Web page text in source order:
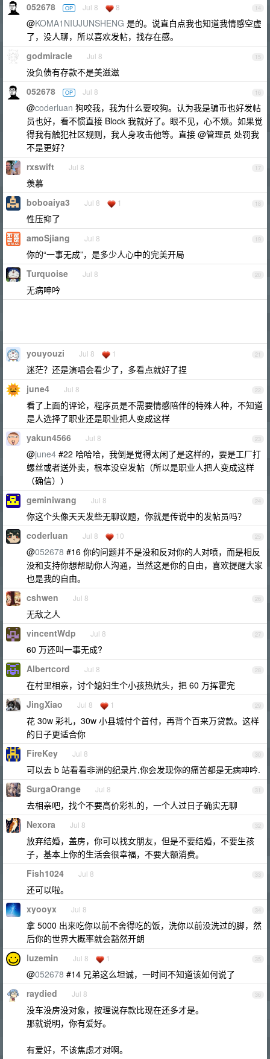
14
052678 OP Jul 8 8
@KOMA1NIUJUNSHENG 是的。说直白点我也知道我情感空虚
了，没人聊，所以喜欢发帖，找存在感。
15
godmiracle Jul 8
没负债有存款不是美滋滋
16
052678 OP Jul 8
@coderluan 狗咬我，我为什么要咬狗。认为我是骗币也好发帖
员也好，看不惯直接 Block 我就好了。眼不见，心不烦。如果觉
得我有触犯社区规则，我人身攻击他等。直接 @管理员 处罚我
不是更好？
17
rxswift Jul 8
羡慕
18
boboaiya3 Jul 8 1
性压抑了
19
amoSjiang Jul 8
你的“一事无成”，是多少人心中的完美开局
20
Turquoise Jul 8
无病呻吟
21
youyouzi Jul 8 1
迷茫？还是演唱会看少了，多看点就好了捏
22
june4 Jul 8
看了上面的评论，程序员是不需要情感陪伴的特殊人种，不知道
是人选择了职业还是职业把人变成这样
23
yakun4566 Jul 8
@june4 #22 哈哈哈，我倒是觉得太闲了是这样的，要是工厂打
螺丝或者送外卖，根本没空发帖（所以是职业人把人变成这样
（确信））
24
geminiwang Jul 8
你这个头像天天发些无聊议题，你就是传说中的发帖员吗？
25
coderluan Jul 8 10
@052678 #16 你的问题并不是没和反对你的人对喷，而是相反
没和支持你想帮助你人沟通，当然这是你的自由，喜欢提醒大家
也是我的自由。
26
cshwen Jul 8
无敌之人
27
vincentWdp Jul 8
60 万还叫一事无成?
28
Albertcord Jul 8
在村里相亲，讨个媳妇生个小孩热炕头，把 60 万挥霍完
29
JingXiao Jul 8 1
花 30w 彩礼，30w 小县城付个首付，再背个百来万贷款。这样
的日子更适合你
30
FireKey Jul 8
可以去 b 站看看非洲的纪录片,你会发现你的痛苦都是无病呻吟.
31
SurgaOrange Jul 8
去相亲吧，找个不要高价彩礼的，一个人过日子确实无聊
32
Nexora Jul 8
放弃结婚，盖房，你可以找女朋友，但是不要结婚，不要生孩
子，基本上你的生活会很幸福，不要大额消费。
33
Fish1024 Jul 8
还可以啦。
34
xyooyx Jul 8
拿 5000 出来吃你以前不舍得吃的饭，洗你以前没洗过的脚，然
后你的世界大概率就会豁然开朗
35
luzemin Jul 8 1
@052678 #14 兄弟这么坦诚，一时间不知道该如何说了
36
raydied Jul 8
没车没房没对象，按理说存款比现在还多才是。
那就说明，你有爱好。
有爱好，不该焦虑才对啊。